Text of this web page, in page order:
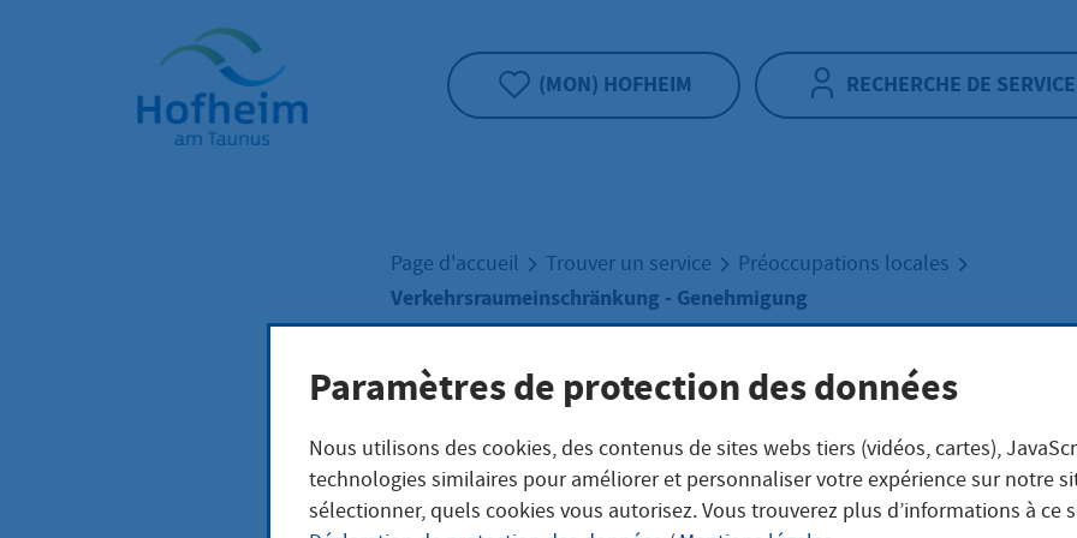
Accueil"
(MON) HOFHEIM RECHERCHE DE
Page d'accueil Trouver un service Préoccupations locales
Verkehrsraumeinschränkung - Genehmigung
ung - Genehmigung
Paramètres de protection des données
Nous utilisons des cookies, des contenus de sites webs tiers (vidéos, cartes),
technologies similaires pour améliorer et personnaliser votre expérience sur notre
sélectionner, quels cookies vous autorisez. Vous trouverez plus d’informations à ce